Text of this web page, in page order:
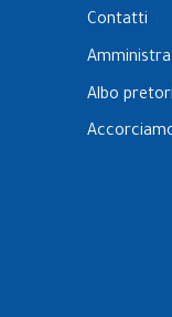
Contatti
Albo